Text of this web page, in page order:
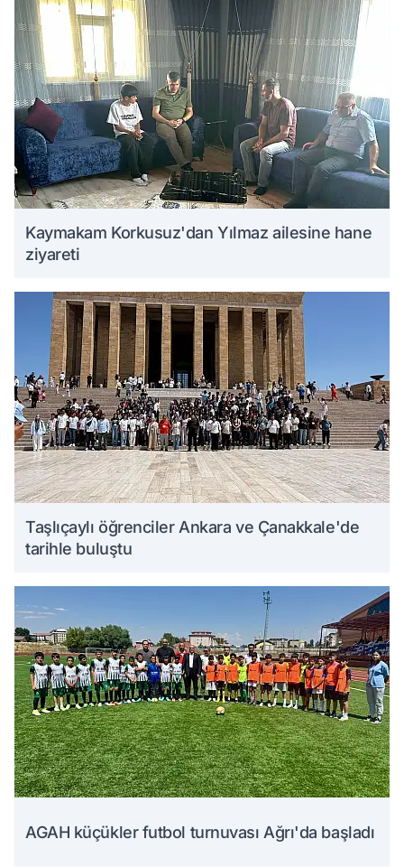
Kaymakam Korkusuz'dan Yılmaz ailesine hane
ziyareti
Taşlıçaylı öğrenciler Ankara ve Çanakkale'de
tarihle buluştu
AGAH küçükler futbol turnuvası Ağrı'da başladı